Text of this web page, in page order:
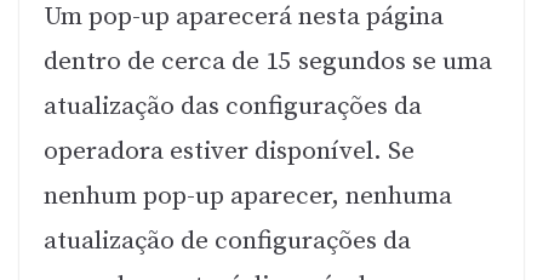
Um pop-up aparecerá nesta página
dentro de cerca de 15 segundos se uma
atualização das configurações da
operadora estiver disponível. Se
nenhum pop-up aparecer, nenhuma
atualização de configurações da